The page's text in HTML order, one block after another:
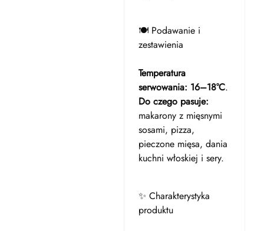
🍽️ Podawanie i
zestawienia
Temperatura
serwowania: 16–18°C.
Do czego pasuje:
makarony z mięsnymi
sosami, pizza,
pieczone mięsa, dania
kuchni włoskiej i sery.
✨ Charakterystyka
produktu